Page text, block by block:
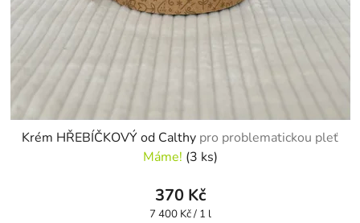
Krém HŘEBÍČKOVÝ od Calthy pro problematickou pleť
Máme! (3 ks)
370 Kč
Měrná
7 400 Kč / 1 l